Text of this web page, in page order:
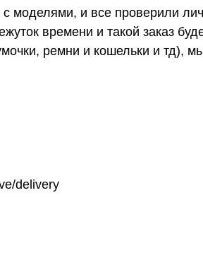
моделями, и все проверили
времени и такой заказ
ремни и кошельки и тд),
delivery